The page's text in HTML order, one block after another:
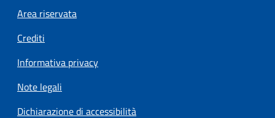
Footer menu
Area riservata
Crediti
Informativa privacy
Note legali
Dichiarazione di accessibilità